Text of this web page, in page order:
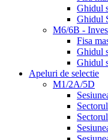
Ghidul
Ghidul
M6/6B -
Fisa
Ghidul
Ghidul
Apeluri de selectie
M1/2A/5D